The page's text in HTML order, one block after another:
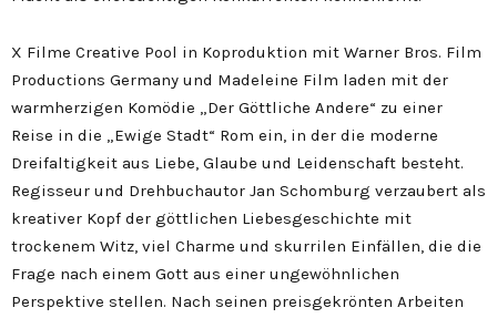
X Filme Creative Pool in Koproduktion mit Warner Bros. Film
Productions Germany und Madeleine Film laden mit der
warmherzigen Komödie „Der Göttliche Andere“ zu einer
Reise in die „Ewige Stadt“ Rom ein, in der die moderne
Dreifaltigkeit aus Liebe, Glaube und Leidenschaft besteht.
Regisseur und Drehbuchautor Jan Schomburg verzaubert als
kreativer Kopf der göttlichen Liebesgeschichte mit
trockenem Witz, viel Charme und skurrilen Einfällen, die die
Frage nach einem Gott aus einer ungewöhnlichen
Perspektive stellen. Nach seinen preisgekrönten Arbeiten